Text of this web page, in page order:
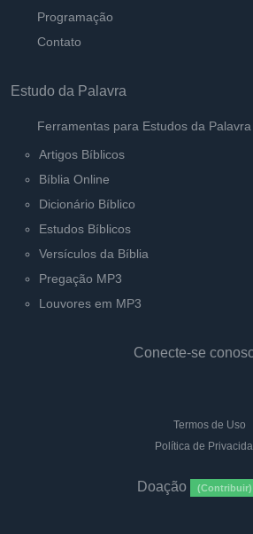
Programação
Contato
Estudo da Palavra
Ferramentas para Estudos da Palavra
Artigos Bíblicos
Bíblia Online
Dicionário Bíblico
Estudos Bíblicos
Versículos da Bíblia
Pregação MP3
Louvores em MP3
Conecte-se
Termos de Uso
Política de
Doação (Contribuir)